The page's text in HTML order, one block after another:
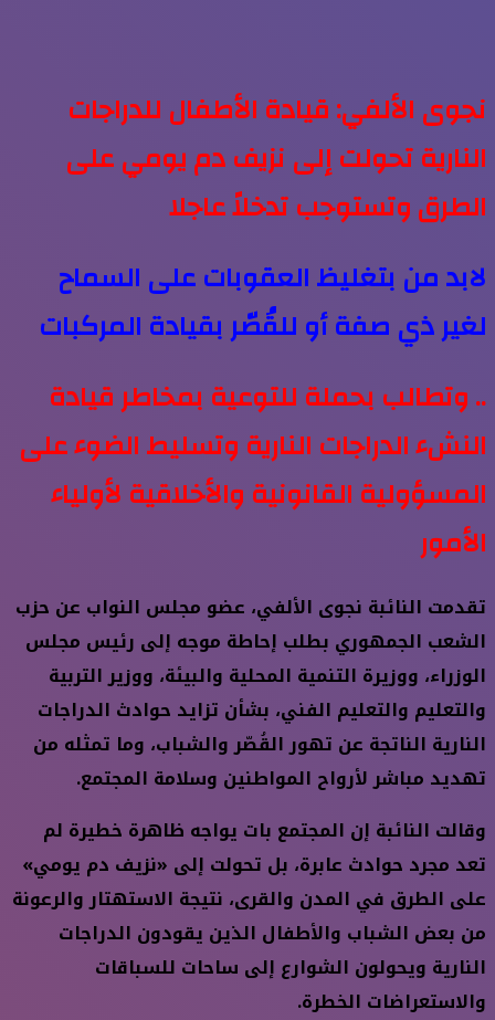
نجوى الألفي: قيادة الأطفال للدراجات
النارية تحولت إلى نزيف دم يومي على
الطرق وتستوجب تدخلاً عاجلا
لابد من بتغليظ العقوبات على السماح
لغير ذي صفة أو للقُصّر بقيادة المركبات
.. وتطالب بحملة للتوعية بمخاطر قيادة
النشء الدراجات النارية وتسليط الضوء على
المسؤولية القانونية والأخلاقية لأولياء
الأمور
تقدمت النائبة نجوى الألفي، عضو مجلس النواب عن حزب
الشعب الجمهوري بطلب إحاطة موجه إلى رئيس مجلس
الوزراء، ووزيرة التنمية المحلية والبيئة، ووزير التربية
والتعليم والتعليم الفني، بشأن تزايد حوادث الدراجات
النارية الناتجة عن تهور القُصّر والشباب، وما تمثله من
تهديد مباشر لأرواح المواطنين وسلامة المجتمع.
وقالت النائبة إن المجتمع بات يواجه ظاهرة خطيرة لم
تعد مجرد حوادث عابرة، بل تحولت إلى «نزيف دم يومي»
على الطرق في المدن والقرى، نتيجة الاستهتار والرعونة
من بعض الشباب والأطفال الذين يقودون الدراجات
النارية ويحولون الشوارع إلى ساحات للسباقات
والاستعراضات الخطرة.